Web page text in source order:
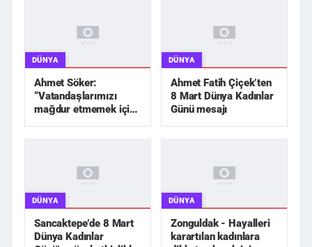
DÜNYA
Ahmet Söker:
“Vatandaşlarımızı
mağdur etmemek için
DÜNYA
Ahmet Fatih Çiçek’ten
8 Mart Dünya Kadınlar
Günü mesajı
DÜNYA
Sancaktepe’de 8 Mart
Dünya Kadınlar
DÜNYA
Zonguldak - Hayalleri
karartılan kadınlara